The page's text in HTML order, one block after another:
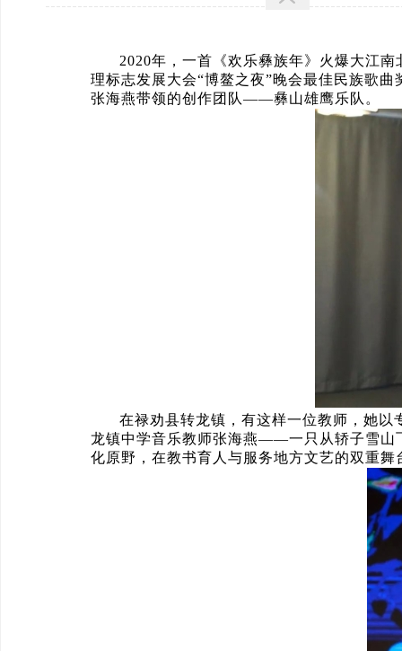
2020年，一首《欢乐彝族年》火爆大江
理标志发展大会“博鳌之夜”晚会最佳民族歌
张海燕带领的创作团队——彝山雄鹰乐队。
在禄劝县转龙镇，有这样一位教师，她
龙镇中学音乐教师张海燕——一只从轿子雪山
化原野，在教书育人与服务地方文艺的双重